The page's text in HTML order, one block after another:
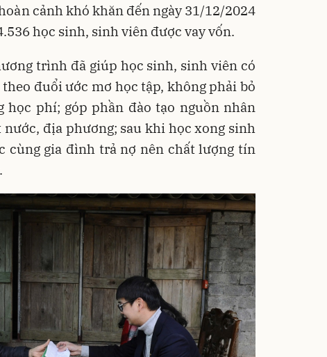
cảnh khó khăn đến ngày 31/12/2024
học sinh, sinh viên được vay vốn.
trình đã giúp học sinh, sinh viên có
đuổi ước mơ học tập, không phải bỏ
học phí; góp phần đào tạo nguồn nhân
địa phương; sau khi học xong sinh
cùng gia đình trả nợ nên chất lượng tín